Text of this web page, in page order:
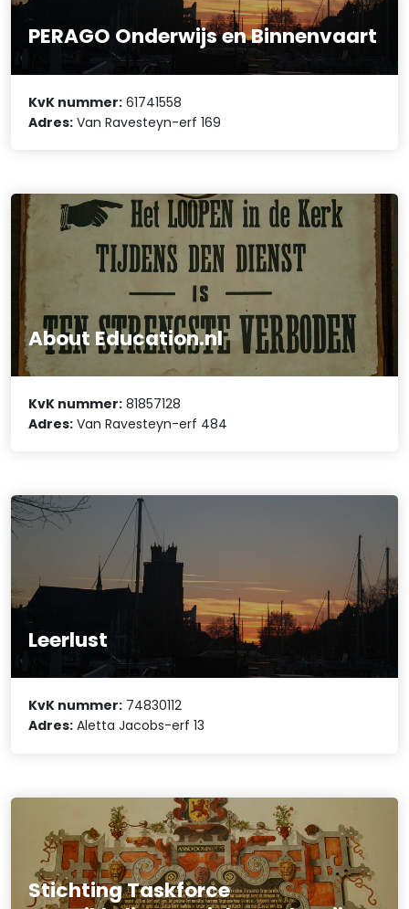
PERAGO Onderwijs en Binnenvaart
KvK nummer: 61741558
Adres: Van Ravesteyn-erf 169
About Education.nl
KvK nummer: 81857128
Adres: Van Ravesteyn-erf 484
Leerlust
KvK nummer: 74830112
Adres: Aletta Jacobs-erf 13
Stichting Taskforce